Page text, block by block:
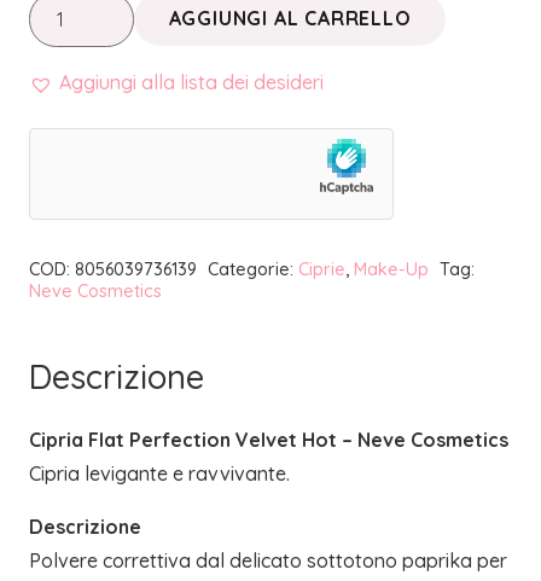
CIPRIA
FLAT
PERFECTION
quantità
AGGIUNGI AL CARRELLO
Aggiungi alla lista dei desideri
COD: 8056039736139 Categorie: Ciprie, Make-Up Tag:
Neve Cosmetics
Descrizione
Cipria Flat Perfection Velvet Hot – Neve Cosmetics
Cipria levigante e ravvivante.
Descrizione
Polvere correttiva dal delicato sottotono paprika per